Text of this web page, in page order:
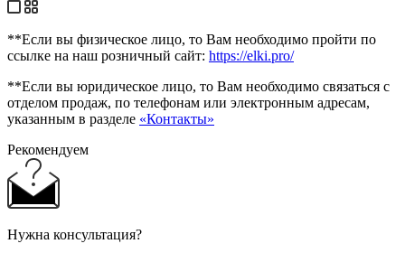
**Если вы физическое лицо, то Вам необходимо пройти по
ссылке на наш розничный сайт: https://elki.pro/
**Если вы юридическое лицо, то Вам необходимо связаться с
отделом продаж, по телефонам или электронным адресам,
указанным в разделе «Контакты»
Рекомендуем
Нужна консультация?